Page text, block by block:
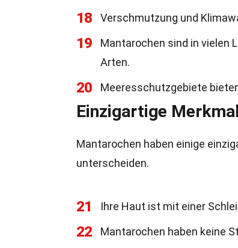
18 Verschmutzung und
19
Mantarochen sind in vielen
Arten.
20 Meeresschutzgebiete
Einzigartige
Mantarochen haben einige
unterscheiden.
21 Ihre Haut ist mit einer
22 Mantarochen haben keine